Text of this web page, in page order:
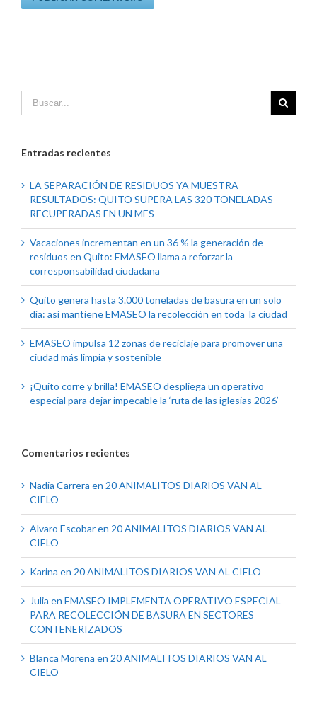
Entradas recientes
LA SEPARACIÓN DE RESIDUOS YA MUESTRA
RESULTADOS: QUITO SUPERA LAS 320 TONELADAS
RECUPERADAS EN UN MES
Vacaciones incrementan en un 36 % la generación de
residuos en Quito: EMASEO llama a reforzar la
corresponsabilidad ciudadana
Quito genera hasta 3.000 toneladas de basura en un solo
día: así mantiene EMASEO la recolección en toda la ciudad
EMASEO impulsa 12 zonas de reciclaje para promover una
ciudad más limpia y sostenible
¡Quito corre y brilla! EMASEO despliega un operativo
especial para dejar impecable la ‘ruta de las iglesias 2026’
Comentarios recientes
Nadia Carrera en 20 ANIMALITOS DIARIOS VAN AL
CIELO
Alvaro Escobaren 20 ANIMALITOS DIARIOS VAN AL
CIELO
Karina en 20 ANIMALITOS DIARIOS VAN AL CIELO
Julia en EMASEO IMPLEMENTA OPERATIVO ESPECIAL
PARA RECOLECCIÓN DE BASURA EN SECTORES
CONTENERIZADOS
Blanca Morena en 20 ANIMALITOS DIARIOS VAN AL
CIELO